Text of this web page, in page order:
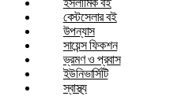
ইসলামিক বই
বেস্টসেলার বই
উপন্যাস
সায়েন্স ফিকশন
ভ্রমণ ও প্রবাস
ইউনিভার্সিটি
স্বাস্থ্য